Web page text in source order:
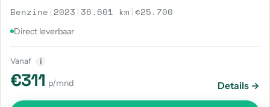
Benzine | 2023 | 36.601 km |€25.700
Direct leverbaar
Vanaf i
€311 p/mnd Details →